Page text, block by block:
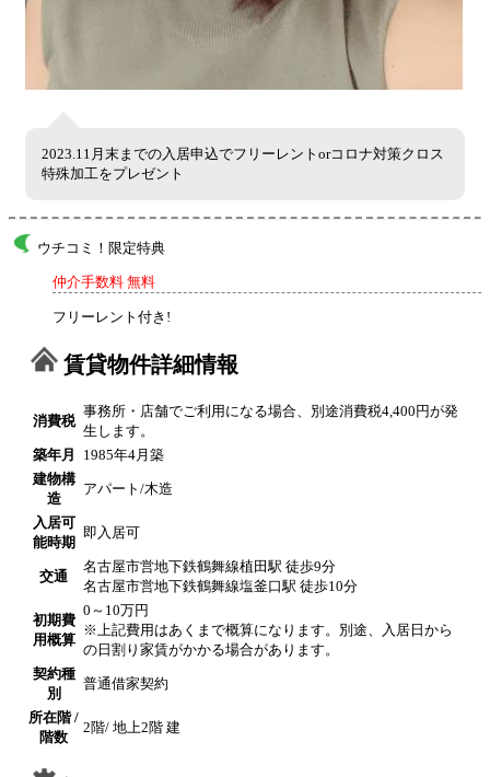
2023.11月末までの入居申込でフリーレントorコロナ対策クロス
特殊加工をプレゼント
ウチコミ！限定特典
仲介手数料 無料
フリーレント付き!
賃貸物件詳細情報
消費税
事務所・店舗でご利用になる場合、別途消費税4,400円が発
生します。
築年月
1985年4月築
建物構
造
アパート/木造
入居可
能時期
即入居可
交通
名古屋市営地下鉄鶴舞線植田駅 徒歩9分
名古屋市営地下鉄鶴舞線塩釜口駅 徒歩10分
初期費
用概算
0～10万円
※上記費用はあくまで概算になります。別途、入居日から
の日割り家賃がかかる場合があります。
契約種
別
普通借家契約
所在階 /
階数
2階/ 地上2階 建